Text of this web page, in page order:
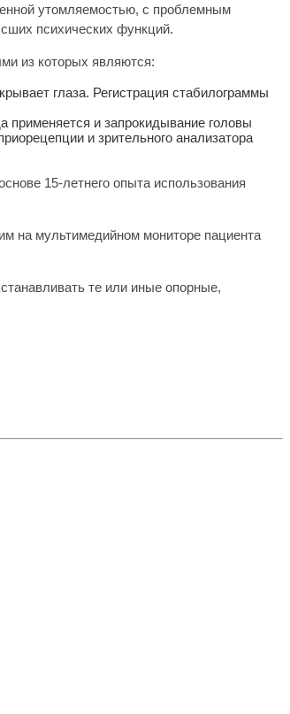
утомляемостью, с проблемным
психических функций.
из которых являются:
глаза. Регистрация стабилограммы
применяется и запрокидывание головы
и зрительного анализатора
15-летнего опыта использования
на мультимедийном мониторе пациента
те или иные опорные,